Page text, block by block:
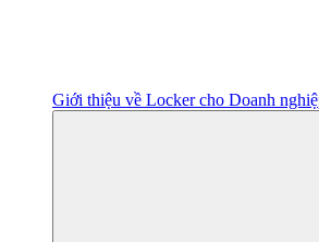
Giới thiệu về Locker cho Doanh